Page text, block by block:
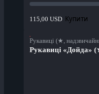
115,00 USD Купити
Рукавиці (★,
Рукавиці «Дойда»